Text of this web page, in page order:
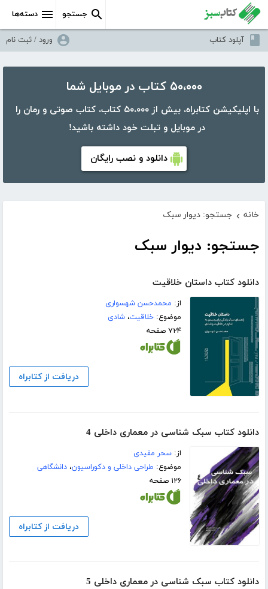
دسته‌ها جستجو
آپلود کتاب ورود / ثبت نام
۵۰،۰۰۰ کتاب در موبایل شما
با اپلیکیشن کتابراه، بیش از ۵۰،۰۰۰ کتاب، کتاب صوتی و رمان را
در موبایل و تبلت خود داشته باشید!
دانلود و نصب رایگان
خانه › جستجو: دیوار سبک
جستجو: دیوار سبک
دانلود کتاب داستان خلاقیت
از: محمدحسن شهسواری
موضوع:خلاقیت،شادی
۷۲۴ صفحه
دریافت از کتابراه
دانلود کتاب سبک شناسی در معماری داخلی 4
از:سحر مفیدی
موضوع: طراحی داخلی و دکوراسیون،دانشگاهی
۱۲۶ صفحه
دریافت از کتابراه
دانلود کتاب سبک شناسی در معماری داخلی 5